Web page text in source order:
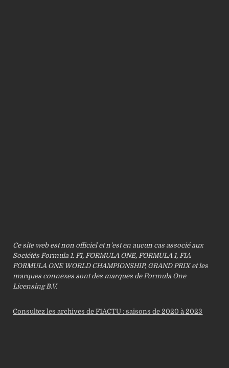
Ce site web est non officiel et n’est en aucun cas associé aux
Sociétés Formula 1. F1, FORMULA ONE, FORMULA 1, FIA
FORMULA ONE WORLD CHAMPIONSHIP, GRAND PRIX et les
marques connexes sont des marques de Formula One
Licensing B.V.
Consultez les archives de F1ACTU : saisons de 2020 à 2023